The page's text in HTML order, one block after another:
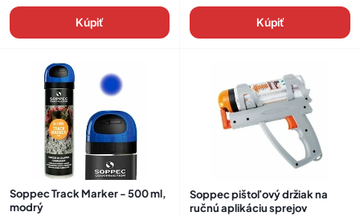
Kúpiť Kúpiť
Soppec Track Marker - 500 ml,
modrý
Soppec pištoľový držiak na
ručnú aplikáciu sprejov